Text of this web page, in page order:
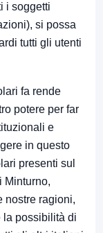
i soggetti
si possa
tutti gli utenti
fa rende
potere per far
e
in questo
presenti sul
Minturno,
nostre ragioni,
la possibilità di